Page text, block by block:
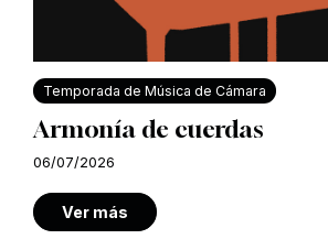
Temporada de Música de Cámara
Armonía de cuerdas
06/07/2026
Ver más